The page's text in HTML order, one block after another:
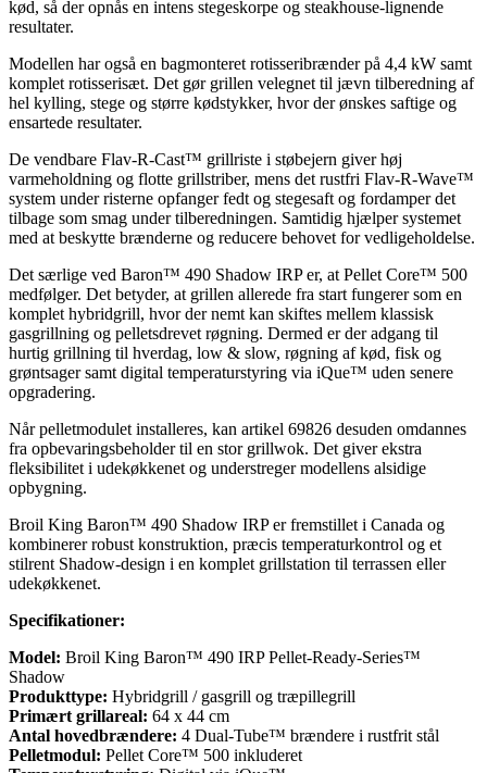
kød, så der opnås en intens stegeskorpe og steakhouse-lignende
resultater.
Modellen har også en bagmonteret rotisseribrænder på 4,4 kW samt
komplet rotisserisæt. Det gør grillen velegnet til jævn tilberedning af
hel kylling, stege og større kødstykker, hvor der ønskes saftige og
ensartede resultater.
De vendbare Flav-R-Cast™ grillriste i støbejern giver høj
varmeholdning og flotte grillstriber, mens det rustfri Flav-R-Wave™
system under risterne opfanger fedt og stegesaft og fordamper det
tilbage som smag under tilberedningen. Samtidig hjælper systemet
med at beskytte brænderne og reducere behovet for vedligeholdelse.
Det særlige ved Baron™ 490 Shadow IRP er, at Pellet Core™ 500
medfølger. Det betyder, at grillen allerede fra start fungerer som en
komplet hybridgrill, hvor der nemt kan skiftes mellem klassisk
gasgrillning og pelletsdrevet røgning. Dermed er der adgang til
hurtig grillning til hverdag, low & slow, røgning af kød, fisk og
grøntsager samt digital temperaturstyring via iQue™ uden senere
opgradering.
Når pelletmodulet installeres, kan artikel 69826 desuden omdannes
fra opbevaringsbeholder til en stor grillwok. Det giver ekstra
fleksibilitet i udekøkkenet og understreger modellens alsidige
opbygning.
Broil King Baron™ 490 Shadow IRP er fremstillet i Canada og
kombinerer robust konstruktion, præcis temperaturkontrol og et
stilrent Shadow-design i en komplet grillstation til terrassen eller
udekøkkenet.
Specifikationer:
Model: Broil King Baron™ 490 IRP Pellet-Ready-Series™
Shadow
Produkttype: Hybridgrill / gasgrill og træpillegrill
Primært grillareal: 64 x 44 cm
Antal hovedbrændere: 4 Dual-Tube™ brændere i rustfrit stål
Pelletmodul: Pellet Core™ 500 inkluderet